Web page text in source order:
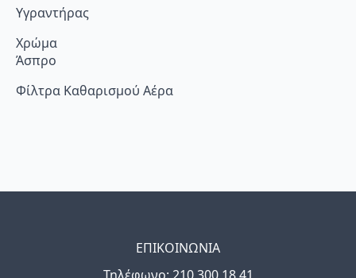
Υγραντήρας
Χρώμα
Άσπρο
Φίλτρα Καθαρισμού Αέρα
ΕΠΙΚΟΙΝΩΝΙΑ